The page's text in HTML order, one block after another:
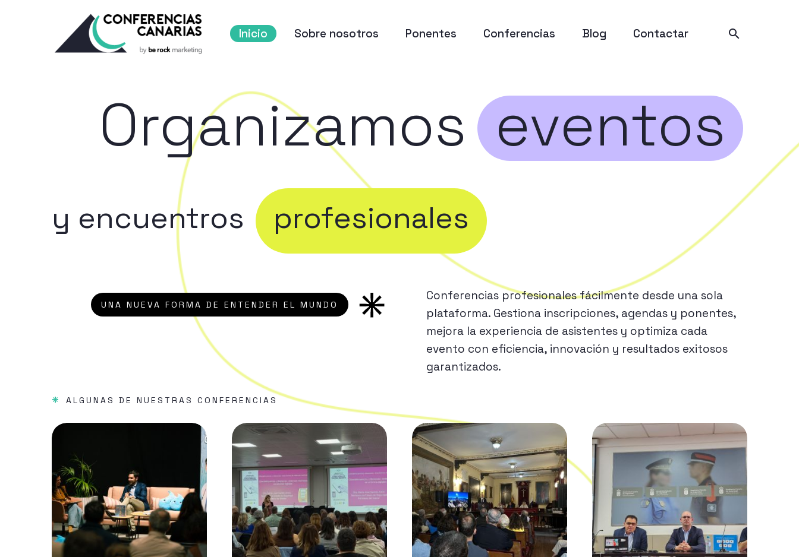
Inicio Sobre nosotros Ponentes Conferencias Blog Contactar
Organizamos eventos
y encuentros profesionales
UNA NUEVA FORMA DE ENTENDER EL MUNDO
Conferencias profesionales fácilmente desde una sola
plataforma. Gestiona inscripciones, agendas y ponentes,
mejora la experiencia de asistentes y optimiza cada
evento con eficiencia, innovación y resultados exitosos
garantizados.
* ALGUNAS DE NUESTRAS CONFERENCIAS